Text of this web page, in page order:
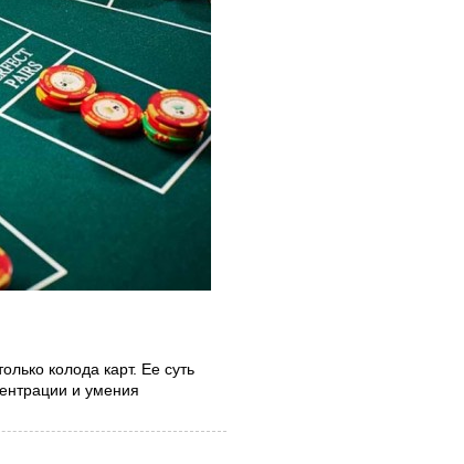
колода карт. Ее суть
и умения